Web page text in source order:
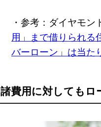
・参考：ダイヤモン
用」まで借りられる
バーローン」は当た
諸費用に対しても